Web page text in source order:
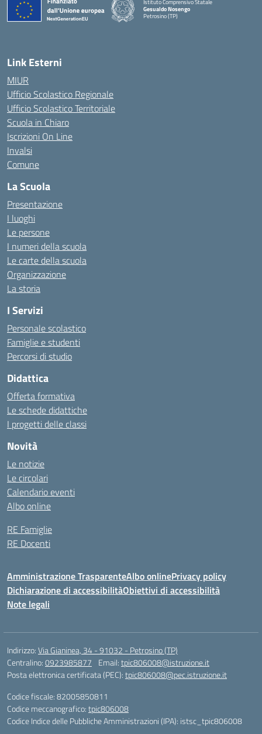
Istituto Comprensivo Statale
Gesualdo Nosengo
Petrosino (TP)
Link Esterni
MIUR
Ufficio Scolastico Regionale
Ufficio Scolastico Territoriale
Scuola in Chiaro
Iscrizioni On Line
Invalsi
Comune
La Scuola
Presentazione
I luoghi
Le persone
I numeri della scuola
Le carte della scuola
Organizzazione
La storia
I Servizi
Personale scolastico
Famiglie e studenti
Percorsi di studio
Didattica
Offerta formativa
Le schede didattiche
I progetti delle classi
Novità
Le notizie
Le circolari
Calendario eventi
Albo online
RE Famiglie
RE Docenti
Amministrazione TrasparenteAlbo onlinePrivacy policy
Dichiarazione di accessibilitàObiettivi di accessibilità
Note legali
Indirizzo:Via Gianinea, 34 - 91032 - Petrosino (TP)
Centralino:0923985877 Email:tpic806008@istruzione.it
Posta elettronica certificata (PEC):tpic806008@pec.istruzione.it
Codice fiscale: 82005850811
Codice meccanografico:tpic806008
Codice Indice delle Pubbliche Amministrazioni (IPA): istsc_tpic806008